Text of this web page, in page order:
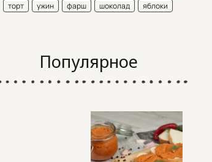
торт
ужин фарш шоколад яблоки
Популярное